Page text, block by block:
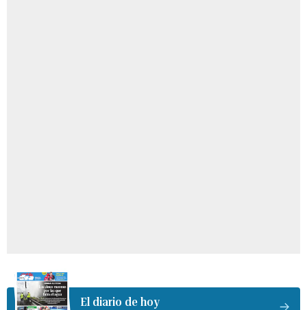
El diario de hoy